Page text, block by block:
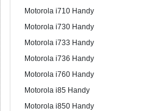
Motorola i710 Handy
Motorola i730 Handy
Motorola i733 Handy
Motorola i736 Handy
Motorola i760 Handy
Motorola i85 Handy
Motorola i850 Handy